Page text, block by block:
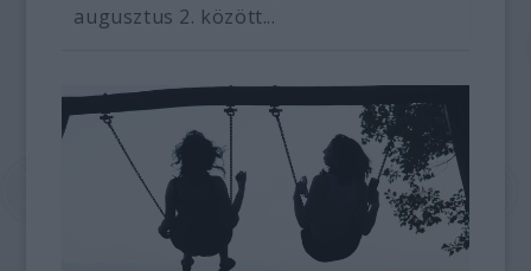
augusztus 2. között...